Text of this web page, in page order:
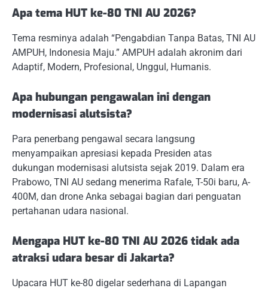
Apa tema HUT ke-80 TNI AU 2026?
Tema resminya adalah “Pengabdian Tanpa Batas, TNI AU
AMPUH, Indonesia Maju.” AMPUH adalah akronim dari
Adaptif, Modern, Profesional, Unggul, Humanis.
Apa hubungan pengawalan ini dengan
modernisasi alutsista?
Para penerbang pengawal secara langsung
menyampaikan apresiasi kepada Presiden atas
dukungan modernisasi alutsista sejak 2019. Dalam era
Prabowo, TNI AU sedang menerima Rafale, T-50i baru, A-
400M, dan drone Anka sebagai bagian dari penguatan
pertahanan udara nasional.
Mengapa HUT ke-80 TNI AU 2026 tidak ada
atraksi udara besar di Jakarta?
Upacara HUT ke-80 digelar sederhana di Lapangan